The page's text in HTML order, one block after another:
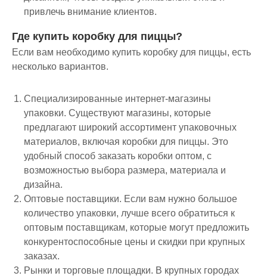
привлечь внимание клиентов.
Где купить коробку для пиццы?
Если вам необходимо купить коробку для пиццы, есть
несколько вариантов.
Специализированные интернет-магазины
упаковки. Существуют магазины, которые
предлагают широкий ассортимент упаковочных
материалов, включая коробки для пиццы. Это
удобный способ заказать коробки оптом, с
возможностью выбора размера, материала и
дизайна.
Оптовые поставщики. Если вам нужно большое
количество упаковки, лучше всего обратиться к
оптовым поставщикам, которые могут предложить
конкурентоспособные цены и скидки при крупных
заказах.
Рынки и торговые площадки. В крупных городах